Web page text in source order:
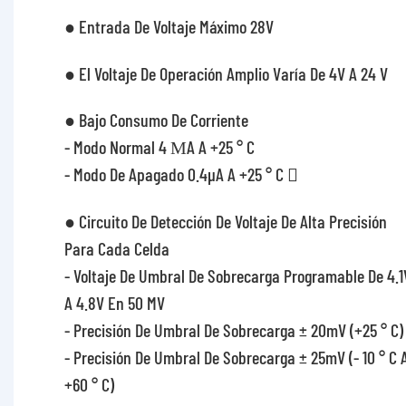
● Entrada De Voltaje Máximo 28V
● El Voltaje De Operación Amplio Varía De 4V A 24 V
● Bajo Consumo De Corriente
- Modo Normal 4 ΜA A +25 ° C
- Modo De Apagado 0.4μA A +25 ° C 
● Circuito De Detección De Voltaje De Alta Precisión
Para Cada Celda
- Voltaje De Umbral De Sobrecarga Programable De
A 4.8V En 50 MV
- Precisión De Umbral De Sobrecarga ± 20mV (+25 ° C)
- Precisión De Umbral De Sobrecarga ± 25mV (- 10 ° C
+60 ° C)